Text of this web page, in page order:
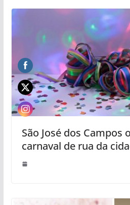
São José dos Campos
carnaval de rua da